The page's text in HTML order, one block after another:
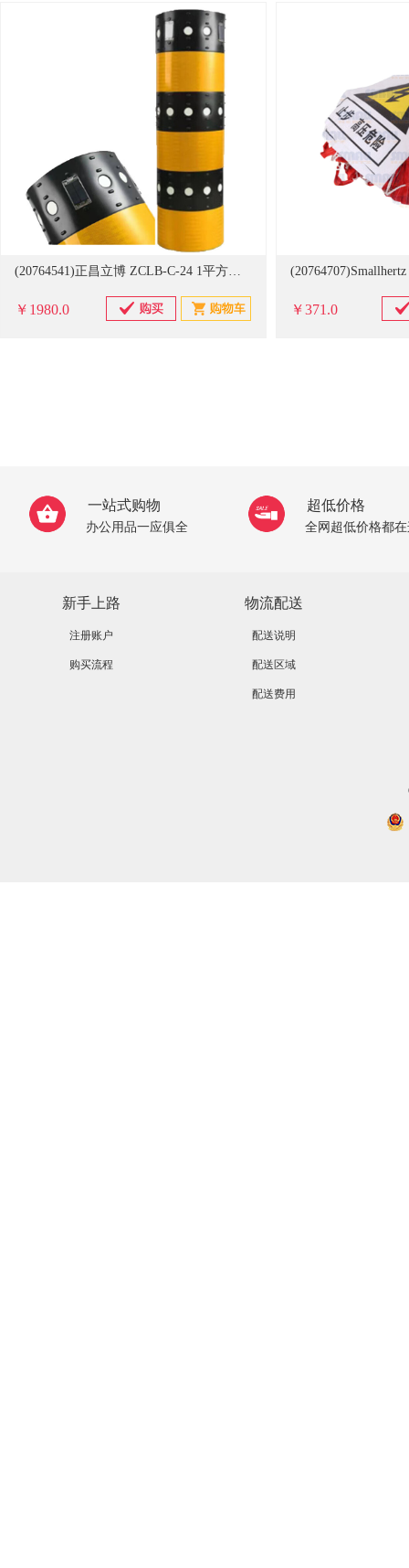
(20764541)正昌立博 ZCLB-C-24 1平方米 反光警示贴 防撞隔离栏（墩）(单位：个)
￥1980.0 ￥371.0
一站式购物
办公用品一应俱全
超低价格
全网超低价格都
新手上路
注册账户
购买流程
物流配送
配送说明
配送区域
配送费用